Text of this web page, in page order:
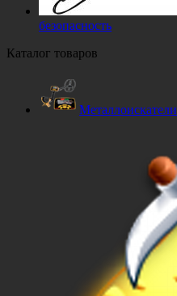
безопасность
Каталог товаров
Металлоискатели